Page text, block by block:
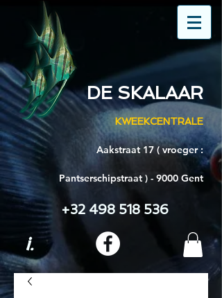
DE SKALAAR
KWEEKCENTRALE
Aakstraat 17 ( vroeger :
Pantserschipstraat ) - 9000 Gent
+32 498 518 536
i.